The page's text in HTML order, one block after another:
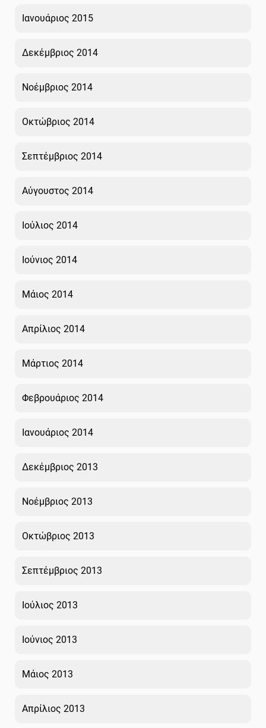
Ιανουάριος 2015
Δεκέμβριος 2014
Νοέμβριος 2014
Οκτώβριος 2014
Σεπτέμβριος 2014
Αύγουστος 2014
Ιούλιος 2014
Ιούνιος 2014
Μάιος 2014
Απρίλιος 2014
Μάρτιος 2014
Φεβρουάριος 2014
Ιανουάριος 2014
Δεκέμβριος 2013
Νοέμβριος 2013
Οκτώβριος 2013
Σεπτέμβριος 2013
Ιούλιος 2013
Ιούνιος 2013
Μάιος 2013
Απρίλιος 2013